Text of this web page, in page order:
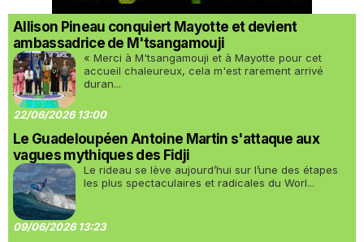
Allison Pineau conquiert Mayotte et devient
ambassadrice de M'tsangamouji
« Merci à M'tsangamouji et à Mayotte pour cet
accueil chaleureux, cela m'est rarement arrivé
duran...
22/06/2026 13:00
Le Guadeloupéen Antoine Martin s'attaque aux
vagues mythiques des Fidji
Le rideau se lève aujourd’hui sur l’une des étapes
les plus spectaculaires et radicales du Worl...
09/06/2026 13:23